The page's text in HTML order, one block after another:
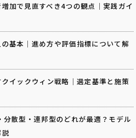
加で見直すべき4つの観点｜実践ガイ
の基本｜進め方や評価指標について解
イックウィン戦略｜選定基準と施策
分散型・連邦型のどれが最適？モデル